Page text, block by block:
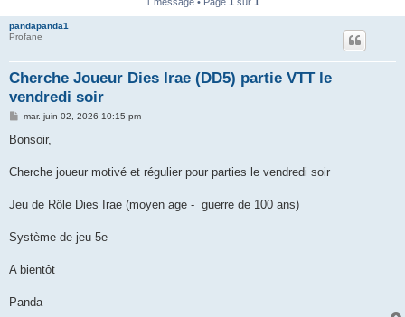
pandapanda1
Profane
Cherche Joueur Dies Irae (DD5) partie VTT le
vendredi soir
M
s
g
mar. juin 02, 2026 10:15 pm
Bonsoir,
Cherche joueur motivé et régulier pour parties le vendredi soir
Jeu de Rôle Dies Irae (moyen age - guerre de 100 ans)
Système de jeu 5e
A bientôt
Panda